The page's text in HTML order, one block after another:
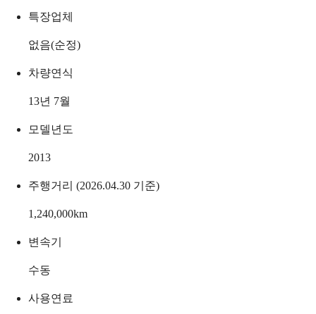
특장업체
없음(순정)
차량연식
13년 7월
모델년도
2013
주행거리 (2026.04.30 기준)
1,240,000km
변속기
수동
사용연료